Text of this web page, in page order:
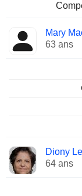
Mary
63 ans
Diony
64 ans